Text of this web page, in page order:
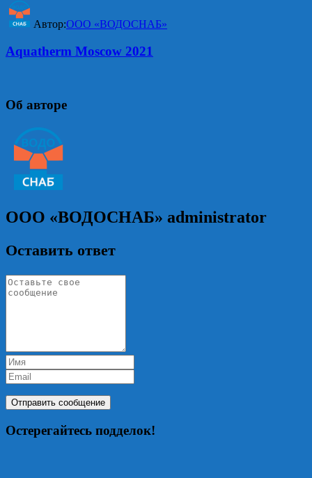
Автор:ООО «ВОДОСНАБ»
Aquatherm Moscow 2021
Об авторе
ООО «ВОДОСНАБ» administrator
Оставить ответ
Остерегайтесь подделок!